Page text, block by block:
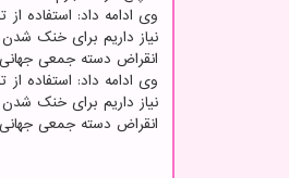
نیاز داریم برای خنک
انقراض دسته جمعی
نیاز داریم برای خنک
انقراض دسته جمعی